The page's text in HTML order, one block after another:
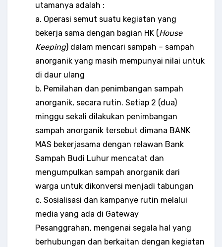
utamanya adalah :
a. Operasi semut suatu kegiatan yang
bekerja sama dengan bagian HK (House
Keeping) dalam mencari sampah – sampah
anorganik yang masih mempunyai nilai untuk
di daur ulang
b. Pemilahan dan penimbangan sampah
anorganik, secara rutin. Setiap 2 (dua)
minggu sekali dilakukan penimbangan
sampah anorganik tersebut dimana BANK
MAS bekerjasama dengan relawan Bank
Sampah Budi Luhur mencatat dan
mengumpulkan sampah anorganik dari
warga untuk dikonversi menjadi tabungan
c. Sosialisasi dan kampanye rutin melalui
media yang ada di Gateway
Pesanggrahan, mengenai segala hal yang
berhubungan dan berkaitan dengan kegiatan